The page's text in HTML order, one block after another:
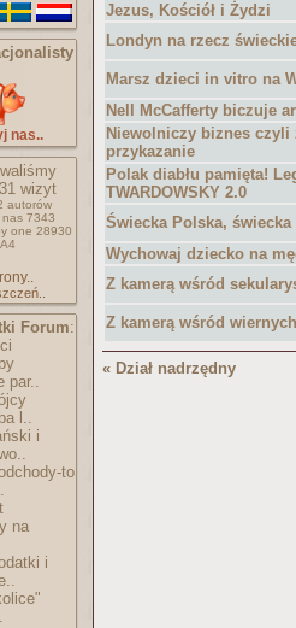
nas..
wizyt
autorów
nas 7343
one 28930
Forum:
par..
l..
i
to
na
i
Jezus, Kościół i Żydzi
Londyn na rzecz
Marsz dzieci in vitro na
Nell McCafferty biczuje
Niewolniczy biznes czyli
przykazanie
Polak diabłu pamięta!
TWARDOWSKY 2.0
Świecka Polska, świecka
Wychowaj dziecko na
Z kamerą wśród
Z kamerą wśród wiernych
« Dział nadrzędny